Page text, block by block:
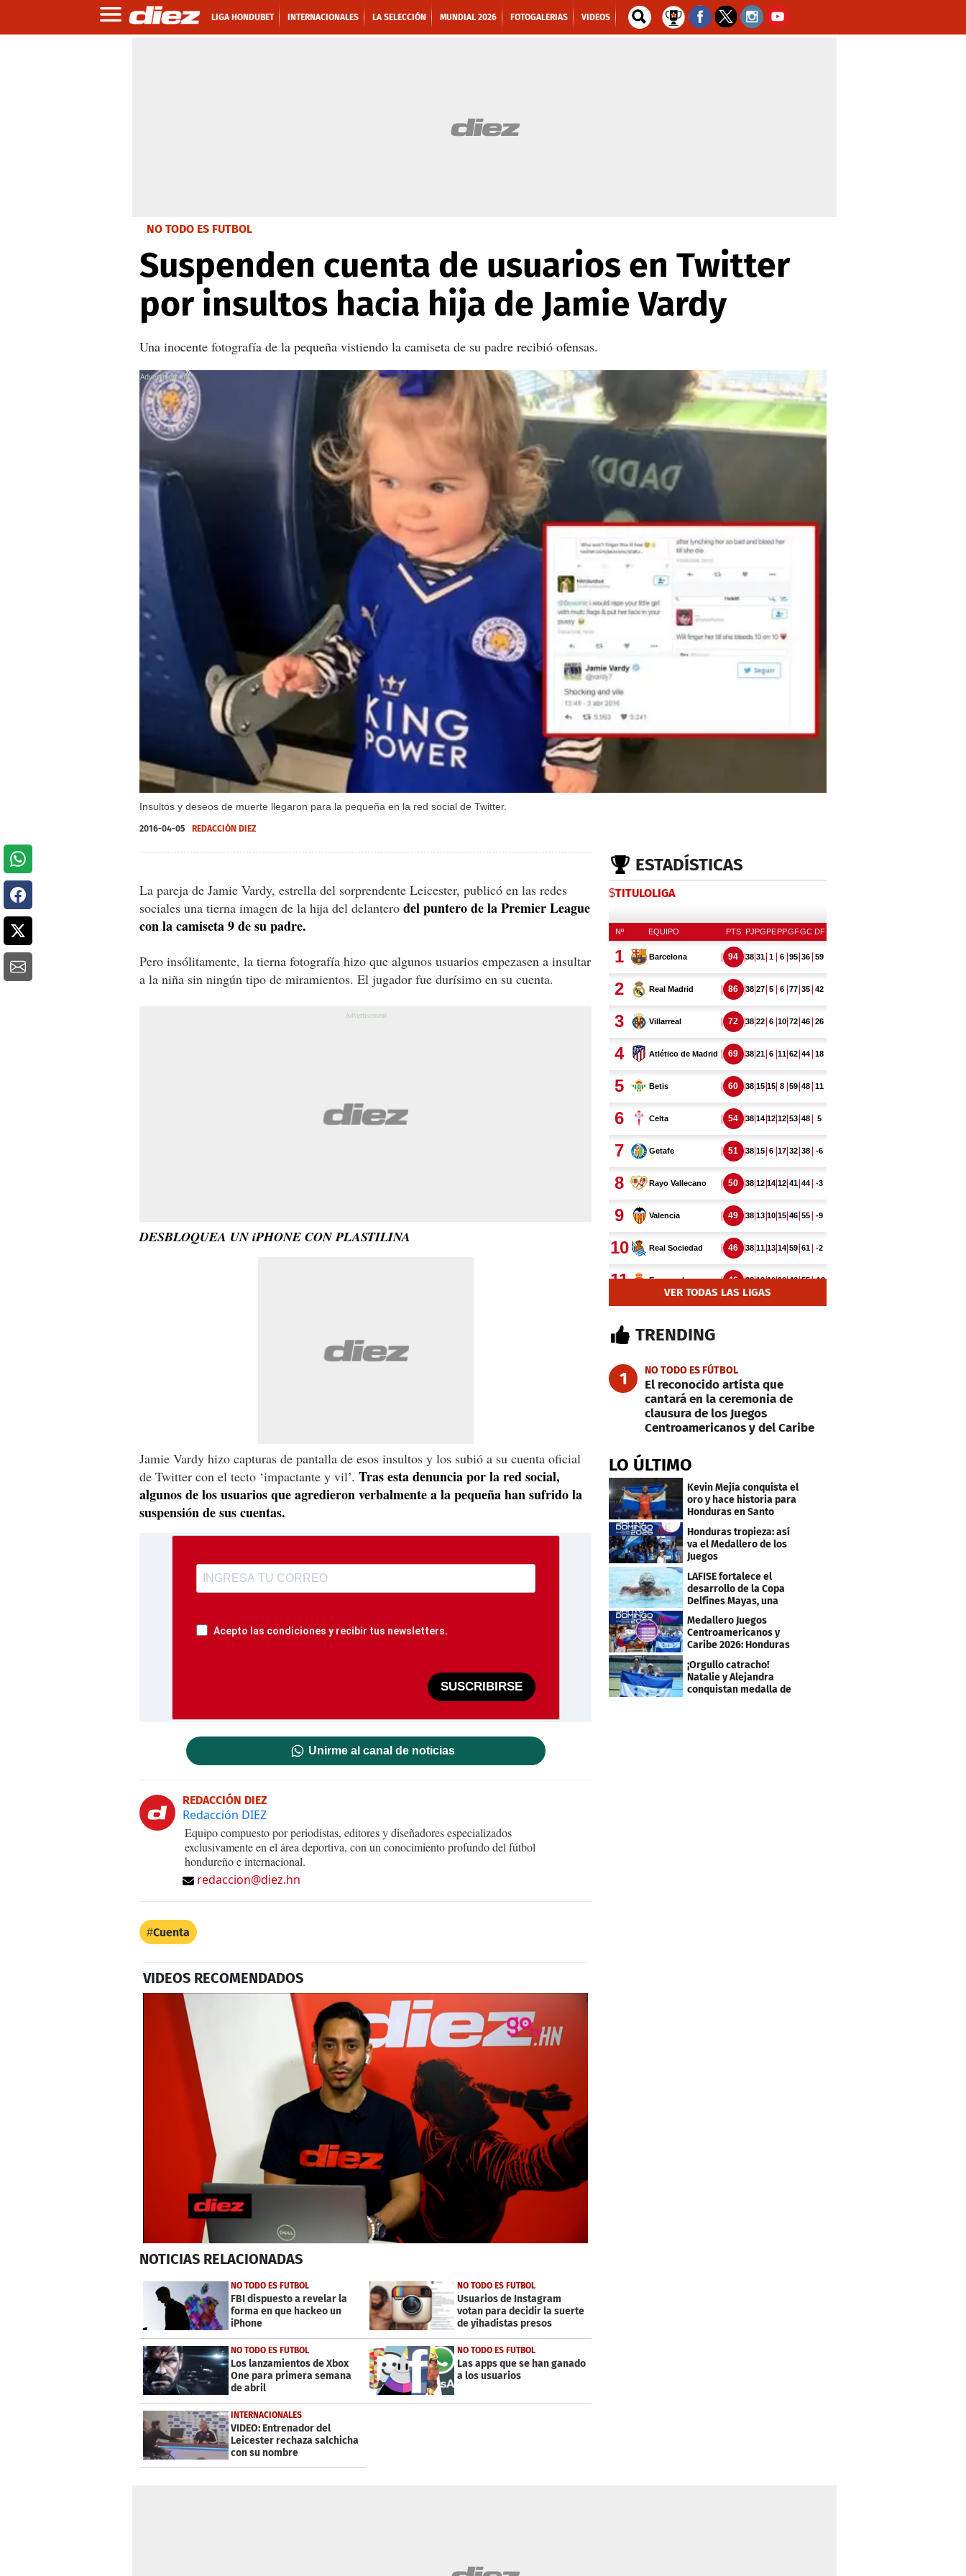
LIGA HONDUBET INTERNACIONALES LA SELECCIÓN MUNDIAL 2026 FOTOGALERIAS VIDEOS
NO TODO ES FUTBOL
Suspenden cuenta de usuarios en Twitter
por insultos hacia hija de Jamie Vardy
Una inocente fotografía de la pequeña vistiendo la camiseta de su padre recibió ofensas.
Insultos y deseos de muerte llegaron para la pequeña en la red social de Twitter.
X
2016-04-05 REDACCIÓN DIEZ
La pareja de Jamie Vardy, estrella del sorprendente Leicester, publicó en las redes
sociales una tierna imagen de la hija del delantero del puntero de la Premier League
con la camiseta 9 de su padre.
Pero insólitamente, la tierna fotografía hizo que algunos usuarios empezasen a insultar
a la niña sin ningún tipo de miramientos. El jugador fue durísimo en su cuenta.
DESBLOQUEA UN iPHONE CON PLASTILINA
Jamie Vardy hizo capturas de pantalla de esos insultos y los subió a su cuenta oficial
de Twitter con el tecto ‘impactante y vil’. Tras esta denuncia por la red social,
algunos de los usuarios que agredieron verbalmente a la pequeña han sufrido la
suspensión de sus cuentas.
Acepto las condiciones y recibir tus newsletters.
SUSCRIBIRSE
Unirme al canal de noticias
REDACCIÓN DIEZ
Redacción DIEZ
Equipo compuesto por periodistas, editores y diseñadores especializados
exclusivamente en el área deportiva, con un conocimiento profundo del fútbol
hondureño e internacional.
redaccion@diez.hn
Cuenta
VIDEOS RECOMENDADOS
seconds
2
minutes,
seconds Volume
0%
NOTICIAS RELACIONADAS
NO TODO ES FUTBOL
FBI dispuesto a revelar la
forma en que hackeo un
iPhone
NO TODO ES FUTBOL
Usuarios de Instagram
votan para decidir la suerte
de yihadistas presos
NO TODO ES FUTBOL
Los lanzamientos de Xbox
One para primera semana
de abril
NO TODO ES FUTBOL
Las apps que se han ganado
a los usuarios
INTERNACIONALES
VIDEO: Entrenador del
Leicester rechaza salchicha
con su nombre
ESTADÍSTICAS
$TITULOLIGA
VER TODAS LAS LIGAS
TRENDING
1 NO TODO ES FÚTBOL
El reconocido artista que
cantará en la ceremonia de
clausura de los Juegos
Centroamericanos y del Caribe
LO ÚLTIMO
Kevin Mejía conquista el
oro y hace historia para
Honduras en Santo
Honduras tropieza: así
va el Medallero de los
Juegos
Centroamericanos y
Caribe 2026
LAFISE fortalece el
desarrollo de la Copa
Delfines Mayas, una
fiesta para la natación
Medallero Juegos
Centroamericanos y
Caribe 2026: Honduras
escala puestos
¡Orgullo catracho!
Natalie y Alejandra
conquistan medalla de